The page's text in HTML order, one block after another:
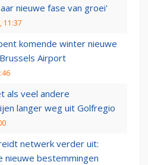
nieuwe fase van groei'
11:37
komende winter nieuwe
Airport
als veel andere
langer weg uit Golfregio
netwerk verder uit:
nieuwe bestemmingen